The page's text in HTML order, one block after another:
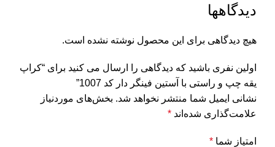
دیدگاهها
هیچ دیدگاهی برای این محصول نوشته نشده است.
اولین نفری باشید که دیدگاهی را ارسال می کنید برای “کراپ
یقه چپ و راستی با آستین فینگر دار کد 1007”
نشانی ایمیل شما منتشر نخواهد شد. بخش‌های موردنیاز
علامت‌گذاری شده‌اند *
امتیاز شما *